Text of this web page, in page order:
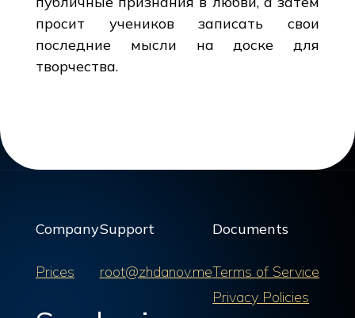
просит учеников записать свои
последние мысли на доске для
творчества.
Company
Prices
Support
root@zhdanov.me
Documents
Terms of Service
Privacy Policies